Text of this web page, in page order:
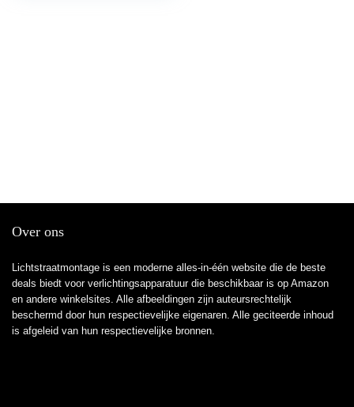
Over ons
Lichtstraatmontage is een moderne alles-in-één website die de beste
deals biedt voor verlichtingsapparatuur die beschikbaar is op Amazon
en andere winkelsites. Alle afbeeldingen zijn auteursrechtelijk
beschermd door hun respectievelijke eigenaren. Alle geciteerde inhoud
is afgeleid van hun respectievelijke bronnen.